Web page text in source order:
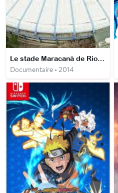
Le stade Maracanã de Rio de Janeiro - un temple des émotions
Documentaire • 2014